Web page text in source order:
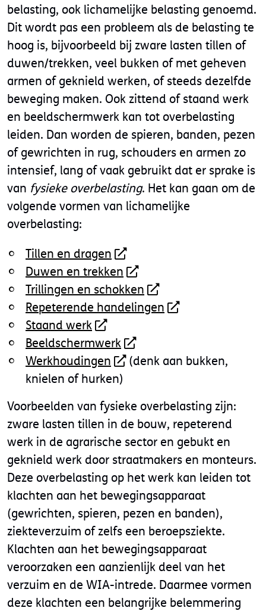
belasting, ook lichamelijke belasting genoemd.
Dit wordt pas een probleem als de belasting te
hoog is, bijvoorbeeld bij zware lasten tillen of
duwen/trekken, veel bukken of met geheven
armen of geknield werken, of steeds dezelfde
beweging maken. Ook zittend of staand werk
en beeldschermwerk kan tot overbelasting
leiden. Dan worden de spieren, banden, pezen
of gewrichten in rug, schouders en armen zo
intensief, lang of vaak gebruikt dat er sprake is
van fysieke overbelasting. Het kan gaan om de
volgende vormen van lichamelijke
overbelasting:
Tillen en dragen
Duwen en trekken
Trillingen en schokken
Repeterende handelingen
Staand werk
Beeldschermwerk
Werkhoudingen
(denk aan bukken,
knielen of hurken)
Voorbeelden van fysieke overbelasting zijn:
zware lasten tillen in de bouw, repeterend
werk in de agrarische sector en gebukt en
geknield werk door straatmakers en monteurs.
Deze overbelasting op het werk kan leiden tot
klachten aan het bewegingsapparaat
(gewrichten, spieren, pezen en banden),
ziekteverzuim of zelfs een beroepsziekte.
Klachten aan het bewegingsapparaat
veroorzaken een aanzienlijk deel van het
verzuim en de WIA-intrede. Daarmee vormen
deze klachten een belangrijke belemmering